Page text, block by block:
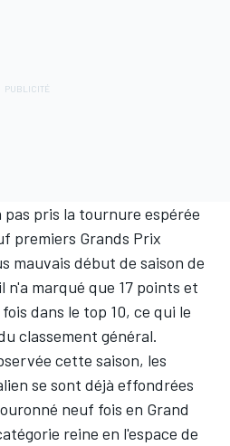
pris la tournure espérée
premiers Grands Prix
mauvais début de saison de
marqué que 17 points et
dans le top 10, ce qui le
classement général.
cette saison, les
se sont déjà effondrées
neuf fois en Grand
reine en l'espace de